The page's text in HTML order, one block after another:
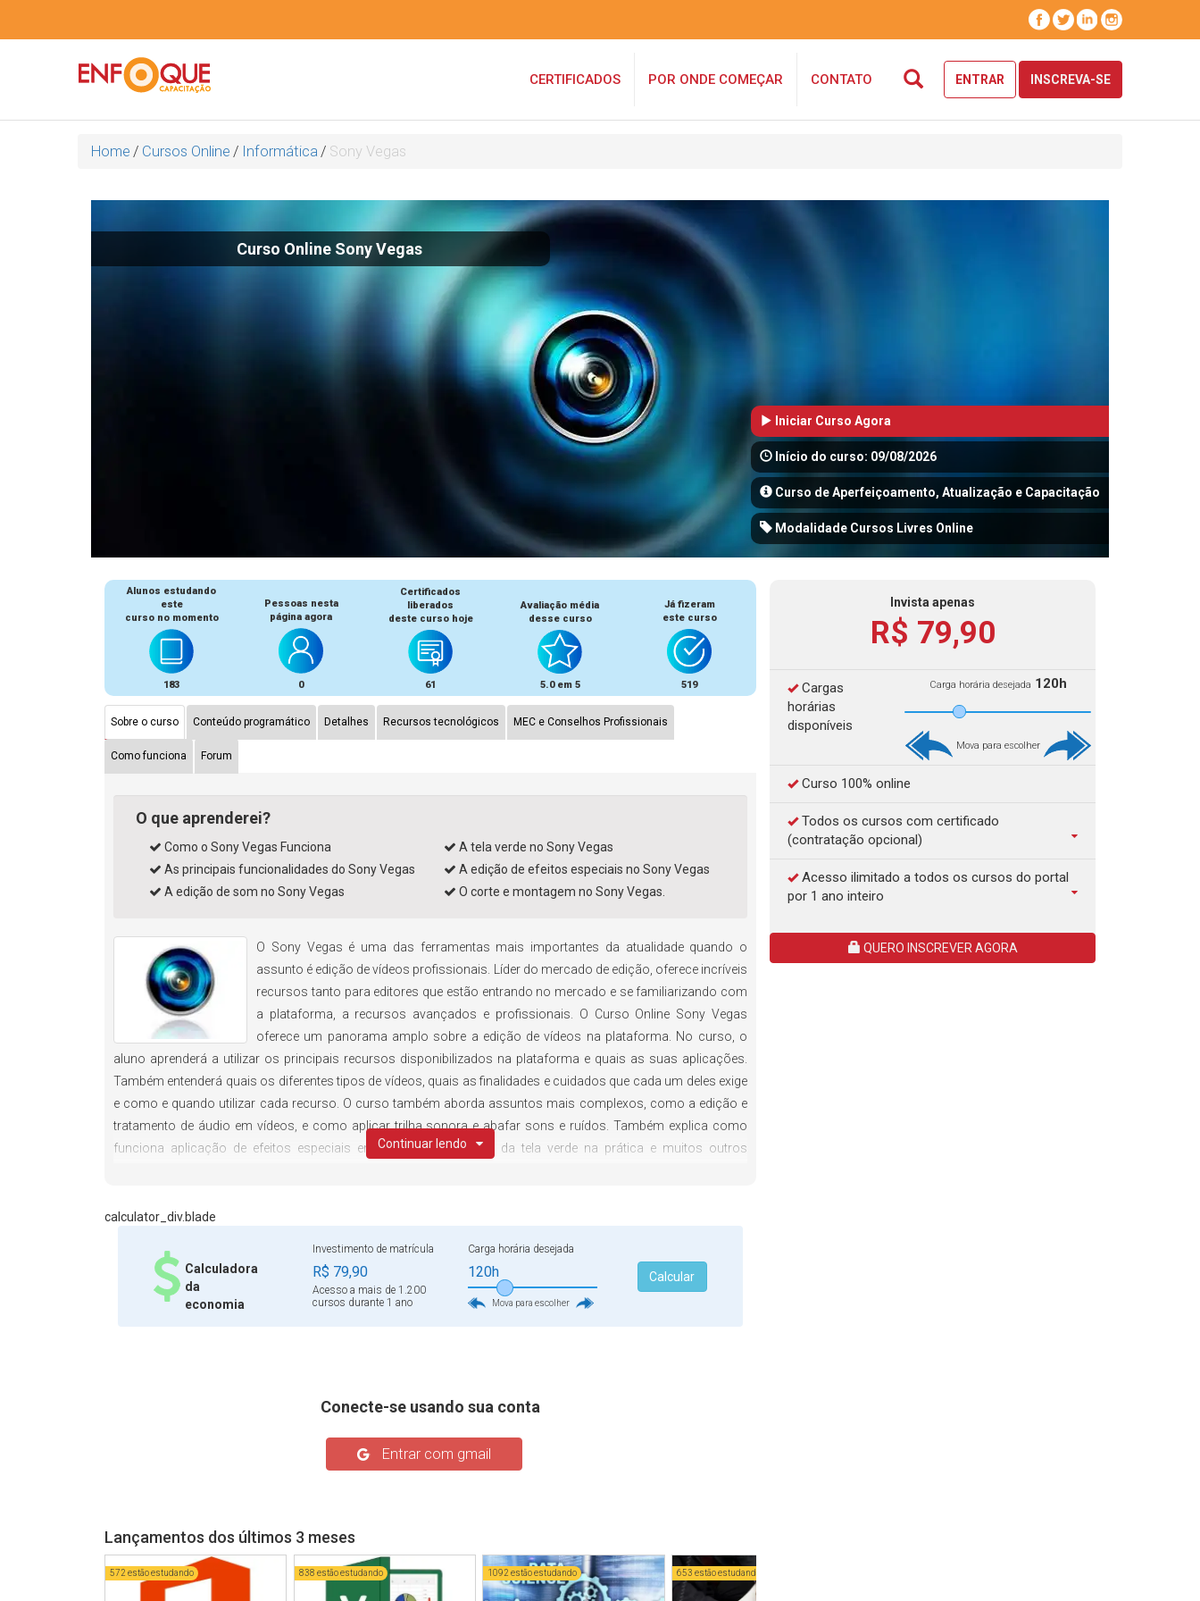
ENTRAR INSCREVA-SE
CERTIFICADOS POR ONDE COMEÇAR CONTATO
Home / Cursos Online / Informática/ Sony Vegas
Curso Online Sony Vegas
Iniciar Curso Agora
Início do curso: 09/08/2026
Curso de Aperfeiçoamento, Atualização e Capacitação
Modalidade Cursos Livres Online
Alunos estudando
este
curso no momento
183
Pessoas nesta
página agora
0
Certificados
liberados
deste curso hoje
61
Avaliação média
desse curso
5.0 em 5
Já fizeram
este curso
519
Sobre o curso Conteúdo programático Detalhes Recursos tecnológicos MEC e Conselhos Profissionais
Como funciona Forum
O que aprenderei?
Como o Sony Vegas Funciona
As principais funcionalidades do Sony Vegas
A edição de som no Sony Vegas
A tela verde no Sony Vegas
A edição de efeitos especiais no Sony Vegas
O corte e montagem no Sony Vegas.
O Sony Vegas é uma das ferramentas mais importantes da atualidade quando o
assunto é edição de vídeos profissionais. Líder do mercado de edição, oferece incríveis
recursos tanto para editores que estão entrando no mercado e se familiarizando com
a plataforma, a recursos avançados e profissionais. O Curso Online Sony Vegas
oferece um panorama amplo sobre a edição de vídeos na plataforma. No curso, o
aluno aprenderá a utilizar os principais recursos disponibilizados na plataforma e quais as suas aplicações.
Também entenderá quais os diferentes tipos de vídeos, quais as finalidades e cuidados que cada um deles exige
e como e quando utilizar cada recurso. O curso também aborda assuntos mais complexos, como a edição e
tratamento de áudio em vídeos, e como aplicar trilha sonora e abafar sons e ruídos. Também explica como
funciona aplicação de efeitos especiais em vídeos, a utilização da tela verde na prática e muitos outros
Continuar lendo
calculator_div.blade
Calculadora
da
economia
Investimento de matrícula
R$ 79,90
Acesso a mais de 1.200
cursos durante 1 ano
Carga horária desejada
120h
Mova para escolher
Calcular
Conecte-se usando sua conta
Entrar com gmail
Lançamentos dos últimos 3 meses
572 estão estudando 838 estão estudando 1092 estão estudando 653 estão estudando
Invista apenas
R$ 79,90
Cargas
horárias
disponíveis
Carga horária desejada 120h
Mova para escolher
Curso 100% online
Todos os cursos com certificado
(contratação opcional)
Acesso ilimitado a todos os cursos do portal
por 1 ano inteiro
QUERO INSCREVER AGORA